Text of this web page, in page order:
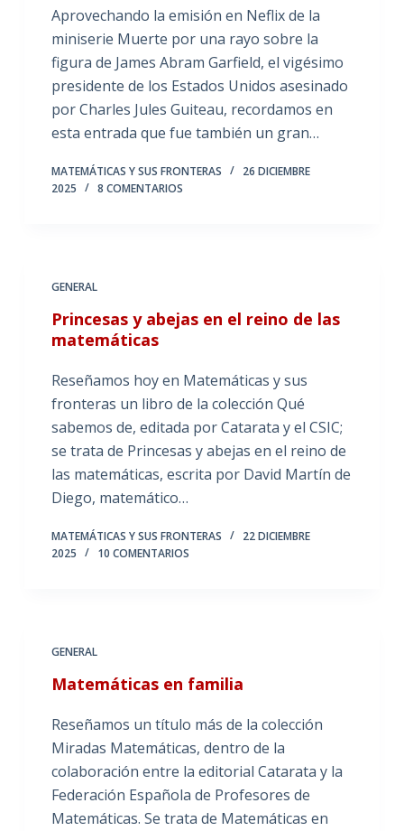
Aprovechando la emisión en Neflix de la
miniserie Muerte por una rayo sobre la
figura de James Abram Garfield, el vigésimo
presidente de los Estados Unidos asesinado
por Charles Jules Guiteau, recordamos en
esta entrada que fue también un gran…
MATEMÁTICAS Y SUS FRONTERAS
26 DICIEMBRE
2025
8 COMENTARIOS
GENERAL
Princesas y abejas en el reino de las
matemáticas
Reseñamos hoy en Matemáticas y sus
fronteras un libro de la colección Qué
sabemos de, editada por Catarata y el CSIC;
se trata de Princesas y abejas en el reino de
las matemáticas, escrita por David Martín de
Diego, matemático…
MATEMÁTICAS Y SUS FRONTERAS
22 DICIEMBRE
2025
10 COMENTARIOS
GENERAL
Matemáticas en familia
Reseñamos un título más de la colección
Miradas Matemáticas, dentro de la
colaboración entre la editorial Catarata y la
Federación Española de Profesores de
Matemáticas. Se trata de Matemáticas en